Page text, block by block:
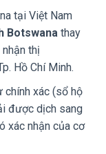
tại Việt Nam
Botswanathay
thị
Hồ Chí Minh.
xác (sổ hộ
được dịch sang
xác nhận của cơ